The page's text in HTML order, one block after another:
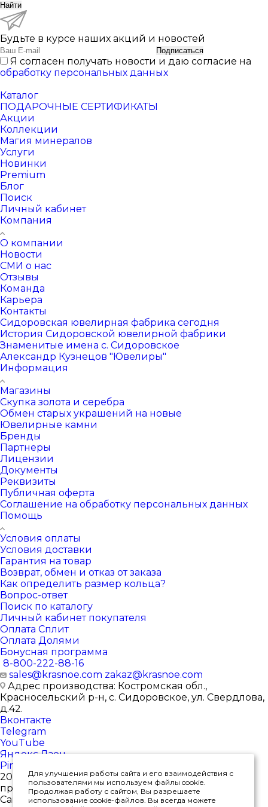
Найти
Будьте в курсе наших акций и новостей
Подписаться
Я согласен получать новости и даю согласие на
обработку персональных данных
Каталог
ПОДАРОЧНЫЕ СЕРТИФИКАТЫ
Акции
Коллекции
Магия минералов
Услуги
Новинки
Premium
Блог
Поиск
Личный кабинет
Компания
О компании
Новости
СМИ о нас
Отзывы
Команда
Карьера
Контакты
Сидоровская ювелирная фабрика сегодня
История Сидоровской ювелирной фабрики
Знаменитые имена с. Сидоровское
Александр Кузнецов "Ювелиры"
Информация
Магазины
Скупка золота и серебра
Обмен старых украшений на новые
Ювелирные камни
Бренды
Партнеры
Лицензии
Документы
Реквизиты
Публичная оферта
Соглашение на обработку персональных данных
Помощь
Условия оплаты
Условия доставки
Гарантия на товар
Возврат, обмен и отказ от заказа
Как определить размер кольца?
Вопрос-ответ
Поиск по каталогу
Личный кабинет покупателя
Оплата Сплит
Оплата Долями
Бонусная программа
8-800-222-88-16
sales@krasnoe.com zakaz@krasnoe.com
Адрес производства: Костромская обл.,
Красносельский р-н, с. Сидоровское, ул. Свердлова,
д.42.
Вконтакте
Telegram
YouTube
Яндекс.Дзен
Pinterest
2026 © Интернет-магазин ювелирных изделий от
производителя
Сайт носит исключительно информационный
Для улучшения работы сайта и его взаимодействия с
пользователями мы используем файлы cookie.
Продолжая работу с сайтом, Вы разрешаете
использование cookie-файлов. Вы всегда можете